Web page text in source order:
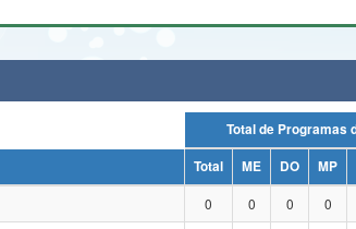
Advocacia-Geral da União Banco Central do Brasil
Total ME DO MP
0 0 0 0